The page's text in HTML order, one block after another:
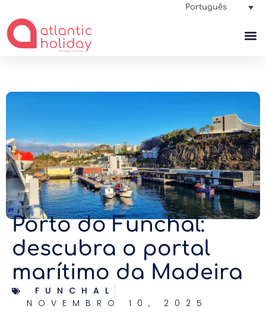
Português
Porto do Funchal:
descubra o portal
marítimo da Madeira
FUNCHAL
NOVEMBRO 10, 2025